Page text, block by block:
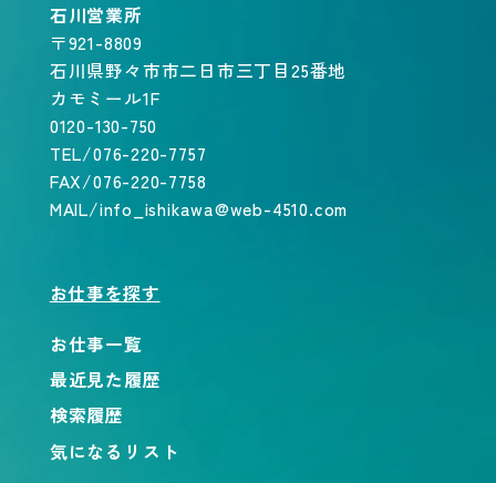
石川営業所
〒921-8809
石川県野々市市二日市三丁目25番地
カモミール1F
0120-130-750
TEL/076-220-7757
FAX/076-220-7758
MAIL/info_ishikawa@web-4510.com
お仕事を探す
お仕事一覧
最近見た履歴
検索履歴
気になるリスト